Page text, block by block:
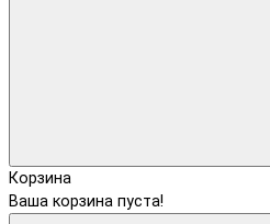
Корзина
Ваша корзина пуста!